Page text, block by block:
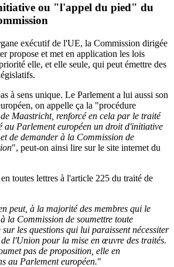
ou "l'appel du pied" du
exécutif de l'UE, la Commission dirigée
propose et met en application les lois
elle, et elle seule, qui peut émettre des
à sens unique. Le Parlement a lui aussi son
on appelle ça la "procédure
Maastricht, renforcé en cela par le traité
au Parlement européen un droit d'initiative
de demander à la Commission de
", peut-on ainsi lire sur le site internet du
toutes lettres à l'article 225 du traité de
peut, à la majorité des membres qui le
la Commission de soumettre toute
les questions qui lui paraissent nécessiter
l'Union pour la mise en œuvre des traités.
pas de proposition, elle en
au Parlement européen."